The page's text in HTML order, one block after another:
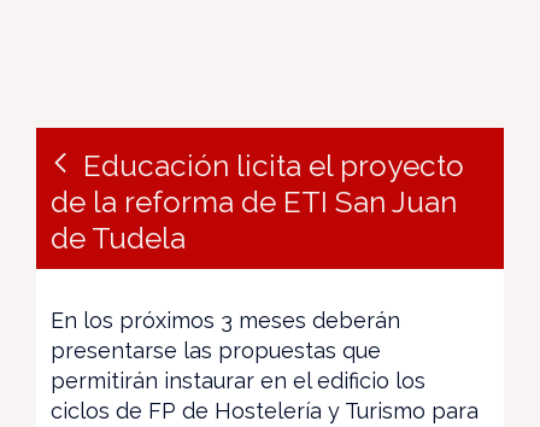
Educación licita el proyecto
de la reforma de ETI San Juan
de Tudela
En los próximos 3 meses deberán
presentarse las propuestas que
permitirán instaurar en el edificio los
ciclos de FP de Hostelería y Turismo para